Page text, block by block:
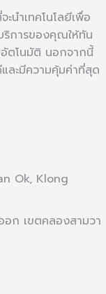
นำเทคโนโลยีเพื่อ
ริการของคุณให้ทัน
ตโนมัติ นอกจากนี้
ละมีความคุ้มค่าที่สุด
Ok, Klong
อก เขตคลองสามวา